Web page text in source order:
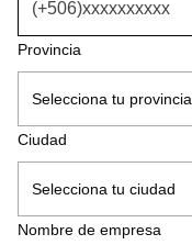
Teléfono
Provincia
Selecciona tu provincia
Ingresa tu provincia aquí.
Ciudad
Selecciona tu ciudad
Ingresa tu Ciudad aquí.
Nombre de empresa